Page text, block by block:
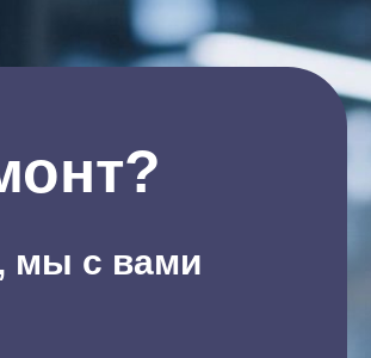
мы с вами